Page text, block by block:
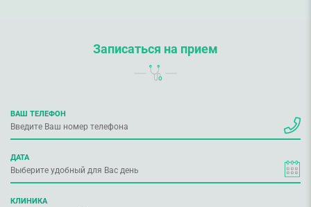
Записаться на прием
ВАШ ТЕЛЕФОН
ДАТА
КЛИНИКА